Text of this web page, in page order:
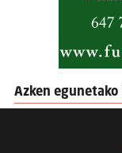
Azken